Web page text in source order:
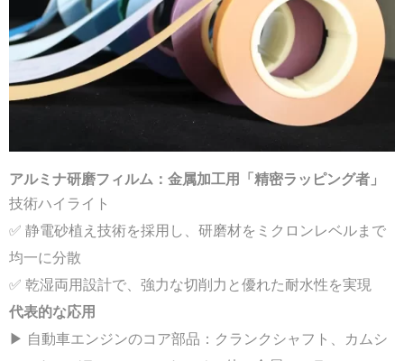
アルミナ研磨フィルム：金属加工用「精密ラッピング者 」
技術ハイライト
✅ 静電砂植え技術を採用し、研磨材をミクロンレベルまで
均一に分散
✅ 乾湿両用設計で、強力な切削力と優れた耐水性を実現
代表的な応用
▶ 自動車エンジンのコア部品：クランクシャフト、カムシ